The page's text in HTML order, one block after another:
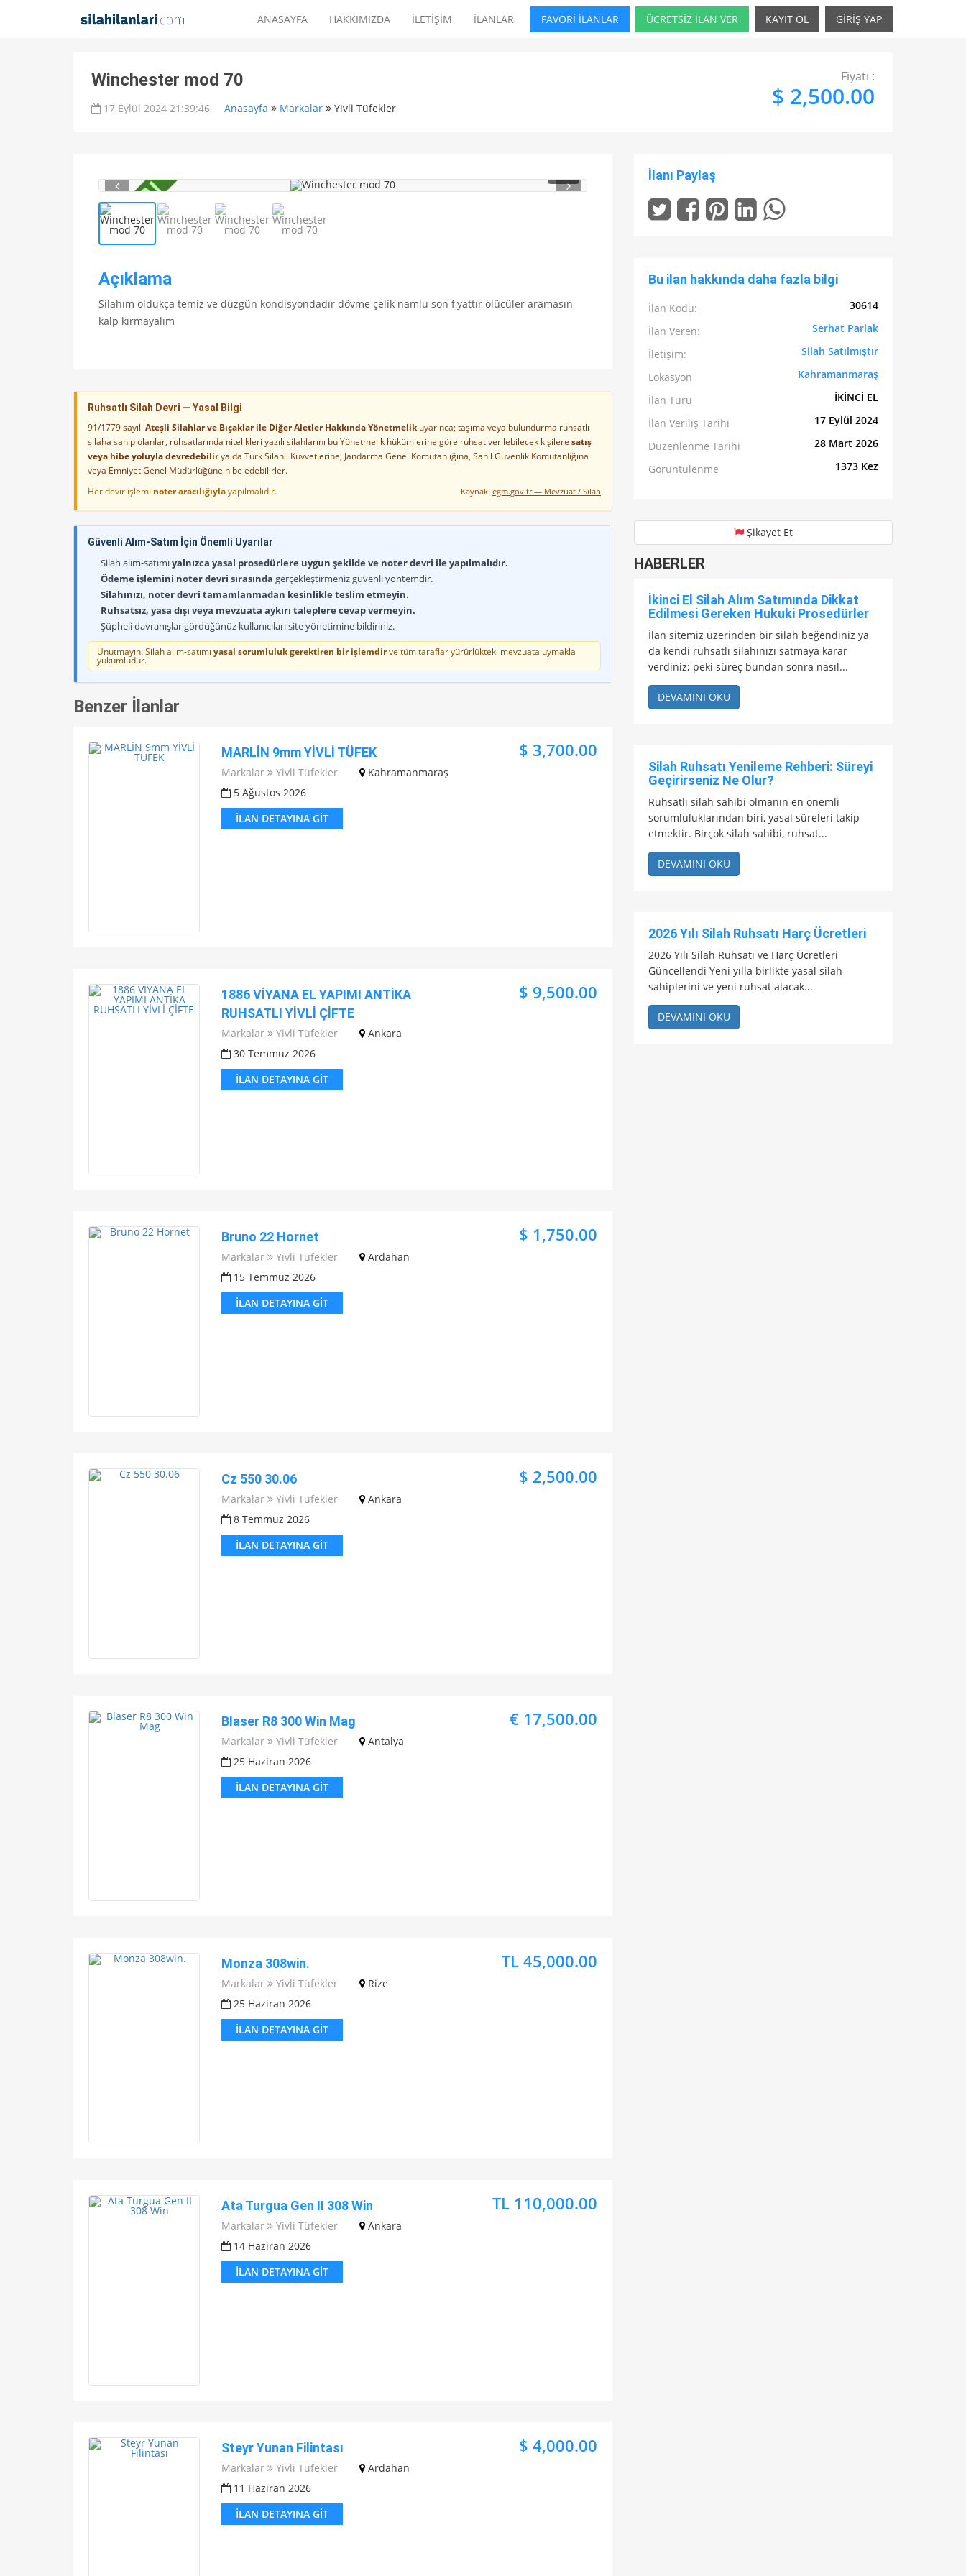
ANASAYFA HAKKIMIZDA İLETİŞİM İLANLAR FAVORİ İLANLAR ÜCRETSİZ İLAN VER KAYIT OL GİRİŞ YAP
Winchester mod 70
17 Eylül 2024 21:39:46 Anasayfa Markalar Yivli Tüfekler
Fiyatı :
$ 2,500.00
1/ 4
Açıklama
Silahım oldukça temiz ve düzgün kondisyondadır dövme çelik namlu son fiyattır ölücüler aramasın
kalp kırmayalım
Ruhsatlı Silah Devri — Yasal Bilgi
91/1779 sayılı Ateşli Silahlar ve Bıçaklar ile Diğer Aletler Hakkında Yönetmelikuyarınca; taşıma veya bulundurma ruhsatlı
silaha sahip olanlar, ruhsatlarında nitelikleri yazılı silahlarını bu Yönetmelik hükümlerine göre ruhsat verilebilecek kişilere satış
veya hibe yoluyla devredebilirya da Türk Silahlı Kuvvetlerine, Jandarma Genel Komutanlığına, Sahil Güvenlik Komutanlığına
veya Emniyet Genel Müdürlüğüne hibe edebilirler.
Her devir işlemi noter aracılığıylayapılmalıdır. Kaynak: egm.gov.tr — Mevzuat / Silah
Güvenli Alım-Satım İçin Önemli Uyarılar
Silah alım-satımıyalnızca yasal prosedürlere uygun şekilde ve noter devri ile yapılmalıdır.
Ödeme işlemini noter devri sırasında gerçekleştirmeniz güvenli yöntemdir.
Silahınızı, noter devri tamamlanmadan kesinlikle teslim etmeyin.
Ruhsatsız, yasa dışı veya mevzuata aykırı taleplere cevap vermeyin.
Şüpheli davranışlar gördüğünüz kullanıcıları site yönetimine bildiriniz.
Unutmayın: Silah alım-satımı yasal sorumluluk gerektiren bir işlemdirve tüm taraflar yürürlükteki mevzuata uymakla
yükümlüdür.
Benzer İlanlar
MARLİN 9mm YİVLİ TÜFEK
Markalar Yivli Tüfekler
Kahramanmaraş
5 Ağustos 2026
İLAN DETAYINA GIT
$ 3,700.00
1886 VİYANA EL YAPIMI ANTİKA
RUHSATLI YİVLİ ÇİFTE
Markalar Yivli Tüfekler
Ankara
30 Temmuz 2026
İLAN DETAYINA GIT
$ 9,500.00
Bruno 22 Hornet
Markalar Yivli Tüfekler
Ardahan
15 Temmuz 2026
İLAN DETAYINA GIT
$ 1,750.00
Cz 550 30.06
Markalar Yivli Tüfekler
Ankara
8 Temmuz 2026
İLAN DETAYINA GIT
$ 2,500.00
Blaser R8 300 Win Mag
Markalar Yivli Tüfekler
Antalya
25 Haziran 2026
İLAN DETAYINA GIT
€ 17,500.00
Monza 308win.
Markalar Yivli Tüfekler
Rize
25 Haziran 2026
İLAN DETAYINA GIT
TL 45,000.00
Ata Turgua Gen II 308 Win
Markalar Yivli Tüfekler
Ankara
14 Haziran 2026
İLAN DETAYINA GIT
TL 110,000.00
Steyr Yunan Filintası
Markalar Yivli Tüfekler
Ardahan
11 Haziran 2026
İLAN DETAYINA GIT
$ 4,000.00
İlanı Paylaş
Bu ilan hakkında daha fazla bilgi
İlan Kodu:
30614
İlan Veren:
Serhat Parlak
İletişim:
Silah Satılmıştır
Lokasyon
Kahramanmaraş
İlan Türü
İKİNCİ EL
İlan Veriliş Tarihi
17 Eylül 2024
Düzenlenme Tarihi
28 Mart 2026
Görüntülenme
1373 Kez
Şikayet Et
HABERLER
İkinci El Silah Alım Satımında Dikkat
Edilmesi Gereken Hukuki Prosedürler
İlan sitemiz üzerinden bir silah beğendiniz ya
da kendi ruhsatlı silahınızı satmaya karar
verdiniz; peki süreç bundan sonra nasıl...
DEVAMINI OKU
Silah Ruhsatı Yenileme Rehberi: Süreyi
Geçirirseniz Ne Olur?
Ruhsatlı silah sahibi olmanın en önemli
sorumluluklarından biri, yasal süreleri takip
etmektir. Birçok silah sahibi, ruhsat...
DEVAMINI OKU
2026 Yılı Silah Ruhsatı Harç Ücretleri
2026 Yılı Silah Ruhsatı ve Harç Ücretleri
Güncellendi Yeni yılla birlikte yasal silah
sahiplerini ve yeni ruhsat alacak...
DEVAMINI OKU